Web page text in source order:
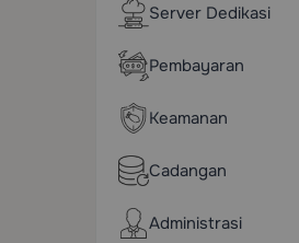
Server Dedikasi
Pembayaran
Keamanan
Cadangan
Administrasi